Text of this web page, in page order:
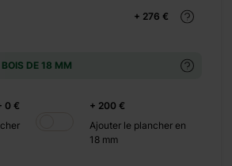
+ 276 €
DE 18 MM
0 €
+ 200 €
Ajouter le plancher en
18 mm